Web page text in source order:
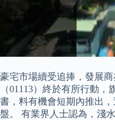
豪宅市場續受追捧，發展
（01113）終於有所行動
書，料有機會短期內推出
盤。 有業界人士認為，淺